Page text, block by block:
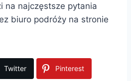
na najczęstsze pytania
biuro podróży na stronie
Twitter Pinterest